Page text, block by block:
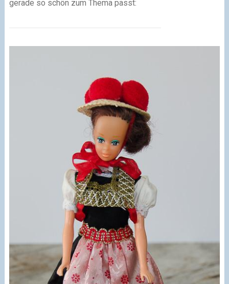
gerade so schön zum Thema passt: